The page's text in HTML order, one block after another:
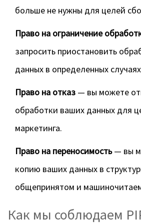
больше не нужны для целей
Право на ограничение
запросить приостановить
данных в определенных
Право на отказ — вы можете
обработки ваших данных для
маркетинга.
Право на переносимость— вы
копию ваших данных в
общепринятом и
Как мы соблюдаем